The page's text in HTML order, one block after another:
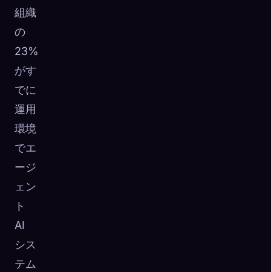
組織
の
23%
がす
でに
運用
環境
でエ
ージ
ェン
ト
AI
シス
テム